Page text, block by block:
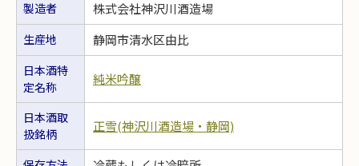
製造者 株式会社神沢川酒造場
生産地 静岡市清水区由比
日本酒特
定名称
純米吟醸
日本酒取
扱銘柄
正雪(神沢川酒造場・静岡)